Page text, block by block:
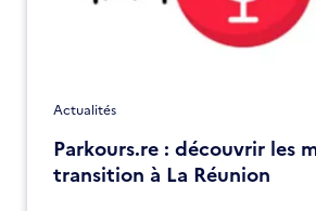
Actualités
Parkours.re : découvrir les
transition à La Réunion